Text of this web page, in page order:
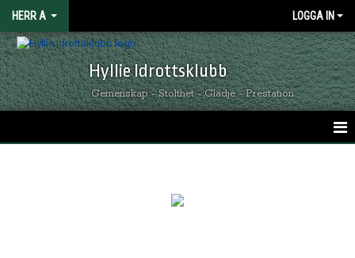
HERR A LOGGA IN
Hyllie Idrottsklubb
Gemenskap - Stolthet - Glädje - Prestation